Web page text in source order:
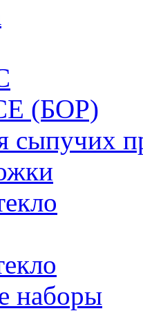
(БОР)
сыпучих
наборы